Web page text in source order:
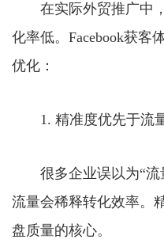
在实际外贸推广中，
化率低。Facebook获客
优化：
1. 精准度优先于流
很多企业误以为“流
流量会稀释转化效率。
盘质量的核心。